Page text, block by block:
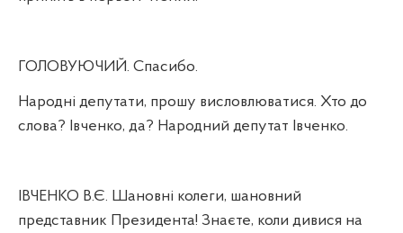
ГОЛОВУЮЧИЙ. Спасибо.
Народні депутати, прошу висловлюватися. Хто до
слова? Івченко, да? Народний депутат Івченко.
ІВЧЕНКО В.Є. Шановні колеги, шановний
представник Президента! Знаєте, коли дивися на